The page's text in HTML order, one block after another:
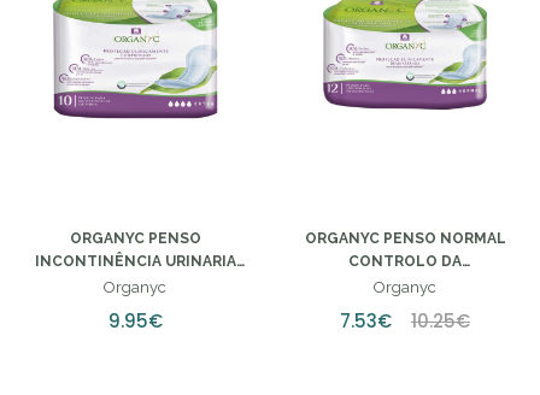
ORGANYC PENSO
INCONTINÊNCIA URINARIA
EXTRA X10
Organyc
9.95€
ORGANYC PENSO NORMAL
CONTROLO DA
INCONTINÊNCIA X12
Organyc
7.53€ 10.25€